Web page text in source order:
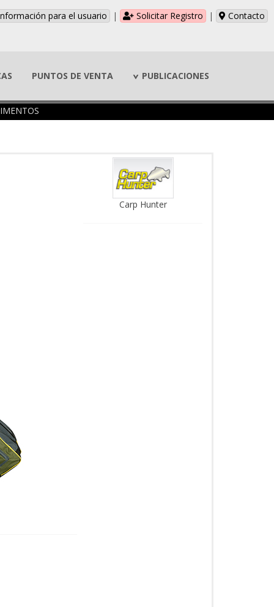
para el usuario | Solicitar Registro | Contacto
PUNTOS DE VENTA PUBLICACIONES
Carp Hunter